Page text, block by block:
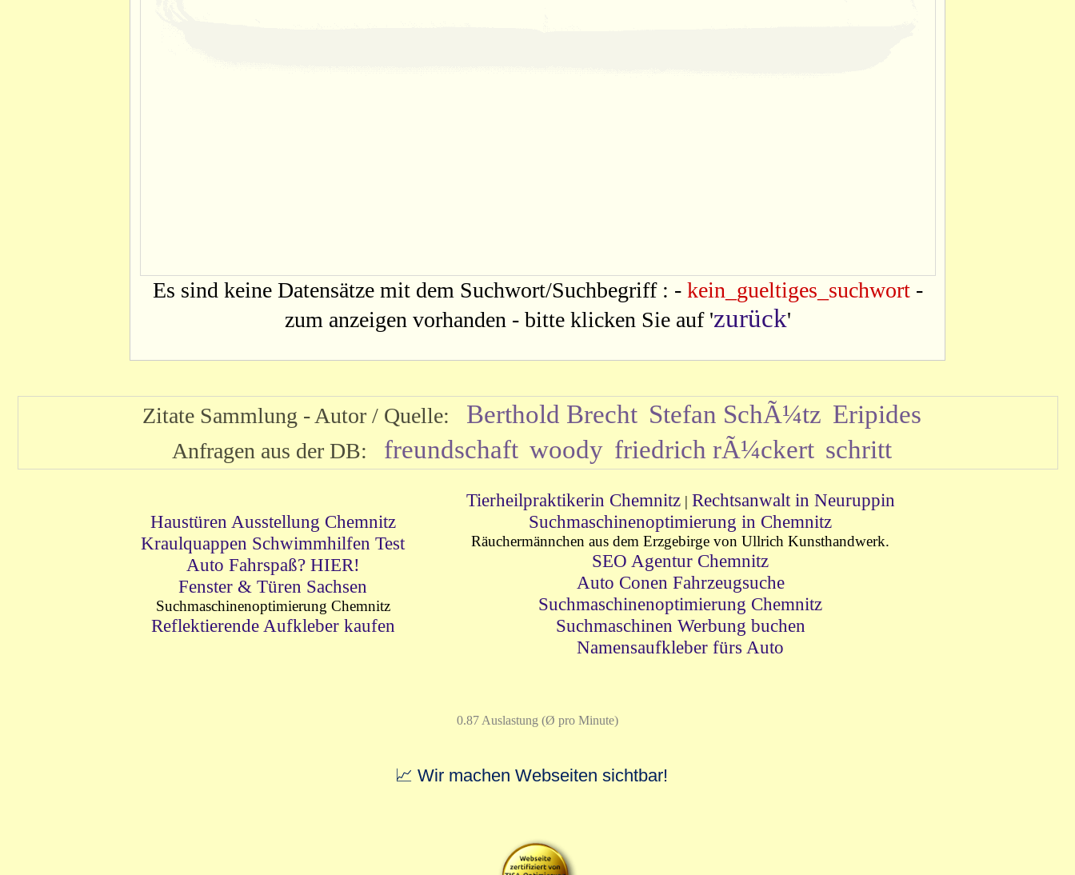
Es sind keine Datensätze mit dem Suchwort/Suchbegriff : - kein_gueltiges_suchwort-
zum anzeigen vorhanden - bitte klicken Sie auf 'zurück'
Zitate Sammlung - Autor / Quelle: Berthold Brecht Stefan SchÃ¼tz Eripides
Anfragen aus der DB: freundschaft woody friedrich rÃ¼ckert schritt
Haustüren Ausstellung Chemnitz
Kraulquappen Schwimmhilfen Test
Auto Fahrspaß? HIER!
Fenster & Türen Sachsen
Suchmaschinenoptimierung Chemnitz
Reflektierende Aufkleber kaufen
Tierheilpraktikerin Chemnitz| Rechtsanwalt in Neuruppin
Suchmaschinenoptimierung in Chemnitz
Räuchermännchen aus dem Erzgebirge von Ullrich Kunsthandwerk.
SEO Agentur Chemnitz
Auto Conen Fahrzeugsuche
Suchmaschinenoptimierung Chemnitz
Suchmaschinen Werbung buchen
Namensaufkleber fürs Auto
0.87 Auslastung (Ø pro Minute)
📈 Wir machen Webseiten sichtbar!